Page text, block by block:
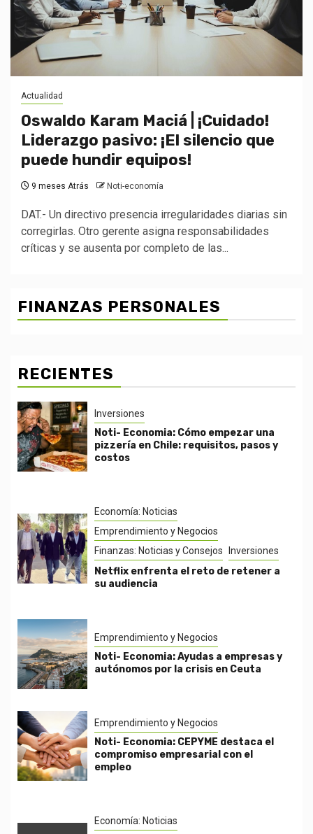
Actualidad
Oswaldo Karam Maciá | ¡Cuidado!
Liderazgo pasivo: ¡El silencio que
puede hundir equipos!
9 meses Atrás Noti-economía
DAT.- Un directivo presencia irregularidades diarias sin
corregirlas. Otro gerente asigna responsabilidades
críticas y se ausenta por completo de las...
FINANZAS PERSONALES
RECIENTES
Inversiones
Noti- Economia: Cómo empezar una
pizzería en Chile: requisitos, pasos y
costos
Economía: Noticias
Emprendimiento y Negocios
Finanzas: Noticias y Consejos
Inversiones
Netflix enfrenta el reto de retener a
su audiencia
Emprendimiento y Negocios
Noti- Economia: Ayudas a empresas y
autónomos por la crisis en Ceuta
Emprendimiento y Negocios
Noti- Economia: CEPYME destaca el
compromiso empresarial con el
empleo
Economía: Noticias